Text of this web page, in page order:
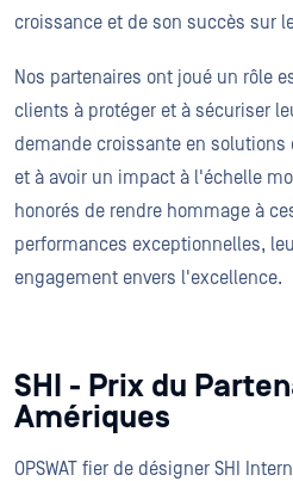
croissance et de son succès sur
Nos partenaires ont joué un rôle
clients à protéger et à sécuriser
demande croissante en
et à avoir un impact à l'échelle
honorés de rendre hommage à
performances exceptionnelles,
engagement envers l'excellence.
SHI - Prix du
Amériques
OPSWAT fier de désigner SHI